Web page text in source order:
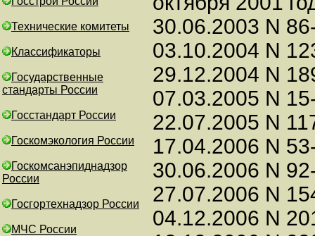
Технические комитеты
Классификаторы
Государственные
стандарты России
Госстандарт России
Госкомэкология России
Госкомсанэпиднадзор
России
Госгортехнадзор России
МЧС России